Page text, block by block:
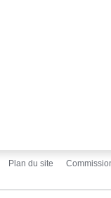
Plan du site